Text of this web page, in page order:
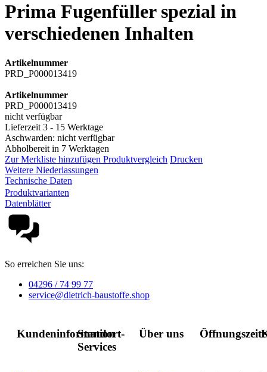
Prima Fugenfüller spezial in
verschiedenen Inhalten
Artikelnummer
PRD_P000013419
Artikelnummer
PRD_P000013419
nicht verfügbar
Lieferzeit 3 - 15 Werktage
Aschwarden: nicht verfügbar
Abholbereit in 7 Werktagen
Zur Merkliste hinzufügen Produktvergleich Drucken
Weitere Niederlassungen
Technische Daten
Produktvarianten
Datenblätter
So erreichen Sie uns:
04296 / 74 99 77
service@dietrich-baustoffe.shop
Kundeninformation
Standort-
Services
Über uns